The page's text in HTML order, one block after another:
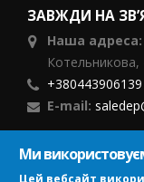
ЗАВЖДИ НА
Наша адреса:
Котельникова,
+380443906139
E-mail:
ПІДПИСУЙСЯ
Ми
Цей вебсайт